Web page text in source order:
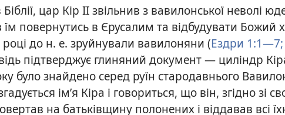
цар Кір II звільнив з вавилонської неволі
їм повернутись в Єрусалим та відбудувати Божий
до н. е. зруйнували вавилоняни (Ездри 1:1—7;
підтверджує глиняний документ — циліндр
було знайдено серед руїн стародавнього
ім’я Кіра і говориться, що він, згідно зі
на батьківщину полонених і віддавав всі